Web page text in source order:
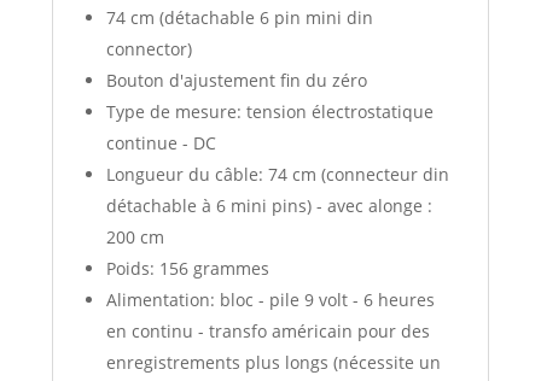
74 cm (détachable 6 pin mini din
connector)
Bouton d'ajustement fin du zéro
Type de mesure: tension électrostatique
continue - DC
Longueur du câble: 74 cm (connecteur din
détachable à 6 mini pins) - avec alonge :
200 cm
Poids: 156 grammes
Alimentation: bloc - pile 9 volt - 6 heures
en continu - transfo américain pour des
enregistrements plus longs (nécessite un